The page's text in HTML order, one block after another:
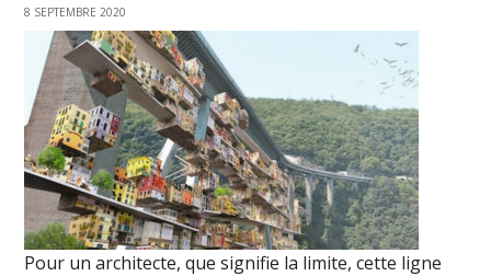
8 SEPTEMBRE 2020
Pour un architecte, que signifie la limite, cette ligne